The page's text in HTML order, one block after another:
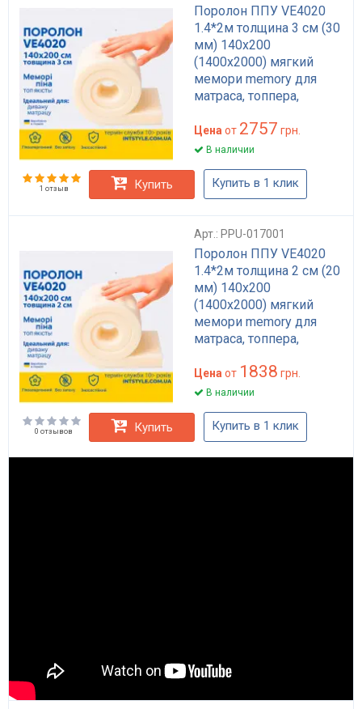
Поролон ППУ VE4020
1.4*2м толщина 3 см (30
мм) 140х200
(1400х2000) мягкий
мемори memory для
матраса, топпера,
Цена от 2757 грн.
В наличии
1 отзыв Купить Купить в 1 клик
Арт.: PPU-017001
Поролон ППУ VE4020
1.4*2м толщина 2 см (20
мм) 140х200
(1400х2000) мягкий
мемори memory для
матраса, топпера,
Цена от 1838 грн.
В наличии
0 отзывов Купить Купить в 1 клик